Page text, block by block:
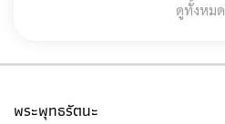
ดูทั้งหมด
พระพุทธรัตนะ